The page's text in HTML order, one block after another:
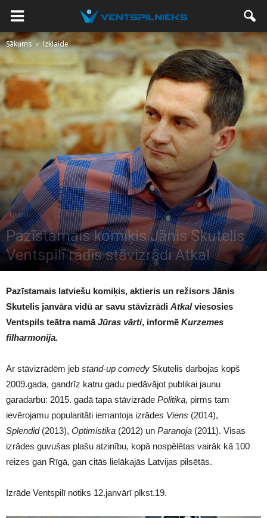
Sākums Izklaide
Izklaide
Pazīstamais komiķis Jānis Skutelis
Ventspilī rādīs stāvizrādi Atkal
2138
Pazīstamais latviešu komiķis, aktieris un režisors Jānis
Skutelis janvāra vidū ar savu stāvizrādi Atkalviesosies
Ventspils teātra namāJūras vārti, informē Kurzemes
filharmonija.
Ar stāvizrādēm jeb stand-up comedy Skutelis darbojas kopš
2009.gada, gandrīz katru gadu piedāvājot publikai jaunu
garadarbu: 2015. gadā tapa stāvizrāde Politika, pirms tam
ievērojamu popularitāti iemantoja izrādes Viens (2014),
Splendid(2013), Optimistika (2012) un Paranoja (2011). Visas
izrādes guvušas plašu atzinību, kopā nospēlētas vairāk kā 100
reizes gan Rīgā, gan citās lielākajās Latvijas pilsētās.
Izrāde Ventspilī notiks 12.janvārī plkst.19.